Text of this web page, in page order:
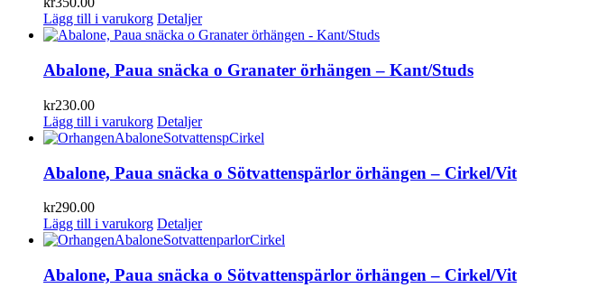
Lägg till i varukorg Detaljer
Abalone, Paua snäcka o Granater örhängen – Kant/Studs
kr230.00
Lägg till i varukorg Detaljer
Abalone, Paua snäcka o Sötvattenspärlor örhängen – Cirkel/Vit
kr290.00
Lägg till i varukorg Detaljer
Abalone, Paua snäcka o Sötvattenspärlor örhängen – Cirkel/Vit